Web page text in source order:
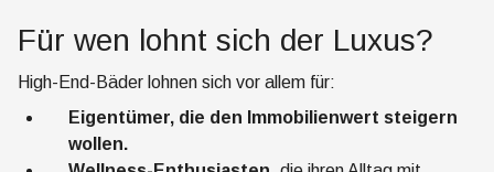
Für wen lohnt sich der Luxus?
High-End-Bäder lohnen sich vor allem für:
Eigentümer, die den Immobilienwert steigern
wollen.